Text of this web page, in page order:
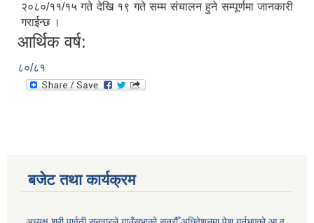
२०८०/११/१५ गते देखि १९ गते सम्म संचालन हुने सम्पूर्णमा जानकारी
गराईन्छ ।
आर्थिक वर्ष:
८०/८१
बजेट तथा कार्यक्रम